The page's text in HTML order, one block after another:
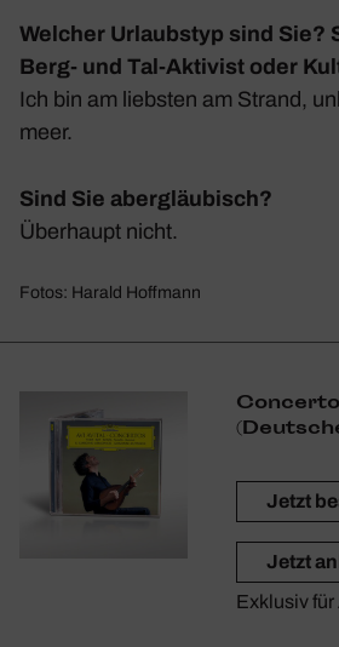
Welcher Urlaubstyp sind Sie?
Berg- und Tal-Aktivist oder
Ich bin am liebsten am Strand,
meer.
Sind Sie abergläubisch?
Über­haupt nicht.
Fotos: Harald Hoffmann
Jetzt
Jetzt
Exklusiv